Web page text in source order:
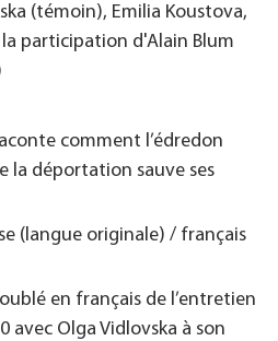
(témoin), Emilia Koustova,
la participation d'Alain Blum
comment l’édredon
la déportation sauve ses
(langue originale) / français
en français de l’entretien
avec Olga Vidlovska à son